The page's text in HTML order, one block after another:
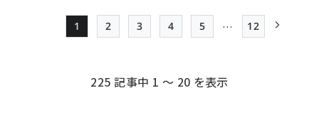
ジ
Page
1
Page
2
Page
3
Page
4
Page
5 …
最終ページ
12
225 記事中 1 ～ 20 を表示